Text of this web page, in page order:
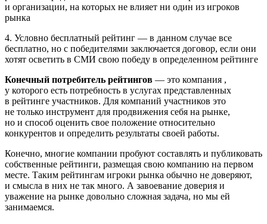
и организации, на которых не влияет ни один из игроков
рынка
4. Условно бесплатный рейтинг — в данном случае все
бесплатно, но с победителями заключается договор, если они
хотят осветить в СМИ свою победу в определенном рейтинге
Конечный потребитель рейтингов — это компания ,
у которого есть потребность в услугах представленных
в рейтинге участников. Для компаний участников это
не только инструмент для продвижения себя на рынке,
но и способ оценить свое положение относительно
конкурентов и определить результаты своей работы.
Конечно, многие компании пробуют составлять и публиковать
собственные рейтинги, размещая свою компанию на первом
месте. Таким рейтингам игроки рынка обычно не доверяют,
и смысла в них не так много. А завоевание доверия и
уважение на рынке довольно сложная задача, но мы ей
занимаемся.